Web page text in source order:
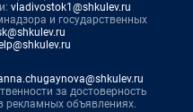
vladivostok1@shkulev.ru
и государственных
за достоверность
объявлениях.